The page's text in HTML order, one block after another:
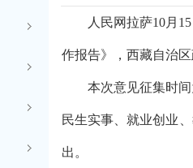
人民网拉萨10月
作报告》，西藏自治
本次意见征集时
民生实事、就业创业
出。